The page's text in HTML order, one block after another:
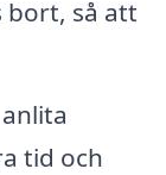
så att
tid och